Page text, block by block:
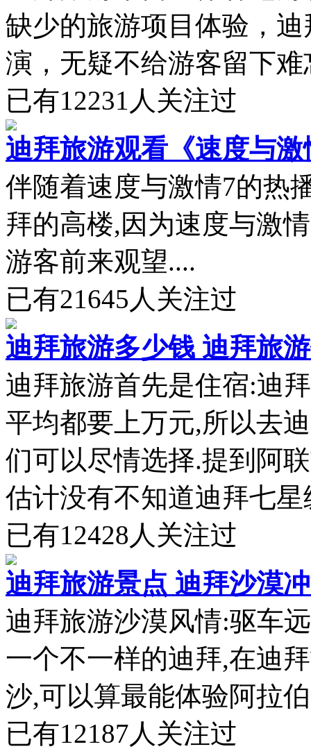
缺少的旅游项目体验，
演，无疑不给游客留下难
已有12231 人关注过
迪拜旅游观看《速度与
伴随着速度与激情7的热
拜的高楼,因为速度与激
游客前来观望....
已有21645 人关注过
迪拜旅游多少钱 迪拜旅
迪拜旅游首先是住宿:迪
平均都要上万元,所以去
们可以尽情选择.提到阿
估计没有不知道迪拜七星
已有12428 人关注过
迪拜旅游景点 迪拜沙漠
迪拜旅游沙漠风情:驱车
一个不一样的迪拜,在迪
沙,可以算最能体验阿拉
已有12187人关注过